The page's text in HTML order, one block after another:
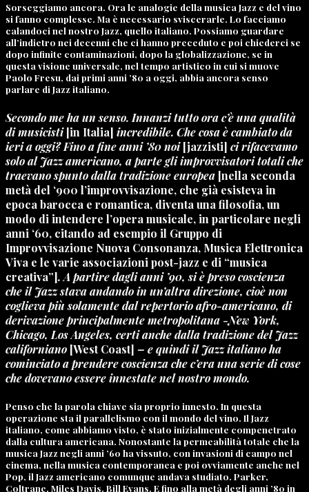
Sorseggiamo ancora. Ora le analogie della musica Jazz e del vino
si fanno complesse. Ma è necessario sviscerarle. Lo facciamo
calandoci nel nostro Jazz, quello italiano. Possiamo guardare
all’indietro nei decenni che ci hanno preceduto e poi chiederci se
dopo infinite contaminazioni, dopo la globalizzazione, se in
questa visione universale, nel tempo artistico in cui si muove
Paolo Fresu, dai primi anni ’80 a oggi, abbia ancora senso
parlare di Jazz italiano.
Secondo me ha un senso. Innanzi tutto ora c’è una qualità
di musicisti[in Italia] incredibile. Che cosa è cambiato da
ieri a oggi? Fino a fine anni ’80 noi[jazzisti] ci rifacevamo
solo al Jazz americano, a parte gli improvvisatori totali che
traevano spunto dalla tradizione europea [nella seconda
metà del ‘900 l’improvvisazione, che già esisteva in
epoca barocca e romantica, diventa una filosofia, un
modo di intendere l’opera musicale, in particolare negli
anni ‘60, citando ad esempio il Gruppo di
Improvvisazione Nuova Consonanza, Musica Elettronica
Viva e le varie associazioni post-jazz e di “musica
creativa”]. A partire dagli anni ’90, si è preso coscienza
che il Jazz stava andando in un’altra direzione, cioè non
coglieva più solamente dal repertorio afro-americano, di
derivazione principalmente metropolitana -New York,
Chicago, Los Angeles, certi anche dalla tradizione del Jazz
californiano [West Coast] – e quindi il Jazz italiano ha
cominciato a prendere coscienza che c’era una serie di cose
che dovevano essere innestate nel nostro mondo.
Penso che la parola chiave sia proprio innesto. In questa
operazione sta il parallelismo con il mondo del vino. Il Jazz
italiano, come abbiamo visto, è stato inizialmente compenetrato
dalla cultura americana. Nonostante la permeabilità totale che la
musica Jazz negli anni ’60 ha vissuto, con invasioni di campo nel
cinema, nella musica contemporanea e poi ovviamente anche nel
Pop, il Jazz americano comunque andava studiato. Parker,
Coltrane, Miles Davis. Bill Evans. E fino alla metà degli anni ’80 in